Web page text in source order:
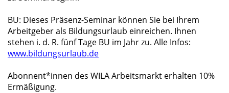
BU: Dieses Präsenz-Seminar können Sie bei Ihrem
Arbeitgeber als Bildungsurlaub einreichen. Ihnen
stehen i. d. R. fünf Tage BU im Jahr zu. Alle Infos:
www.bildungsurlaub.de
Abonnent*innen des WILA Arbeitsmarkt erhalten 10%
Ermäßigung.